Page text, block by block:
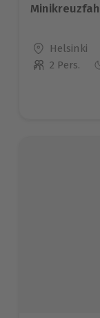
Standort
Helsinki
Anzahl der
2 Pers.